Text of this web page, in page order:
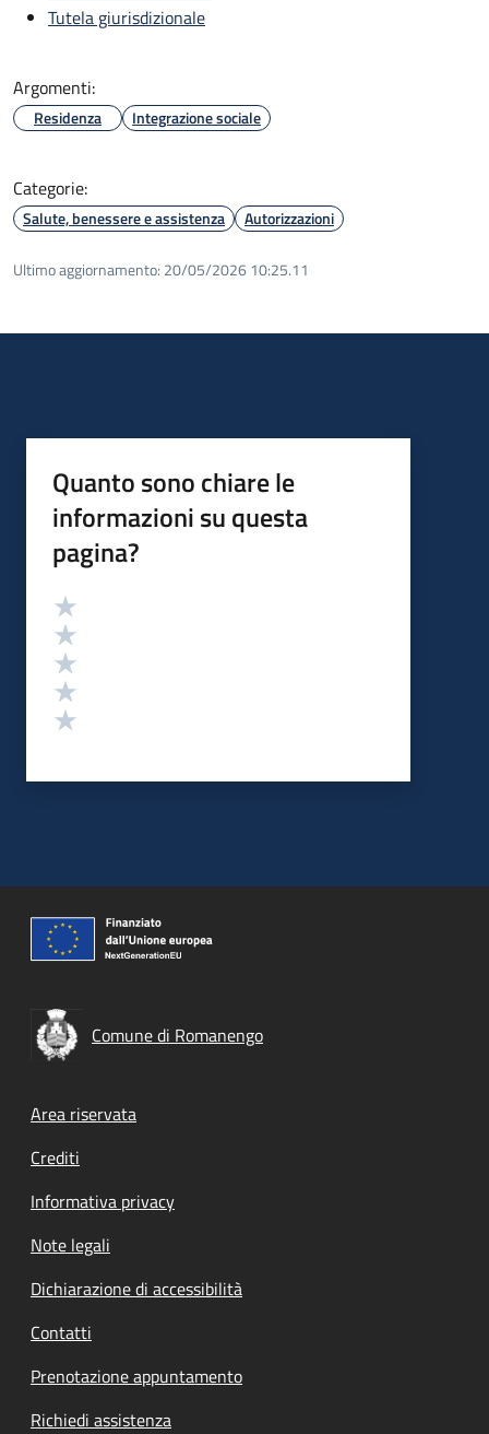
Tutela giurisdizionale
Argomenti:
Residenza Integrazione sociale
Categorie:
Salute, benessere e assistenza Autorizzazioni
Ultimo aggiornamento: 20/05/2026 10:25.11
Quanto sono chiare le
informazioni su questa
pagina?
Valutazione
Comune di Romanengo
Footer menu
Area riservata
Crediti
Informativa privacy
Note legali
Dichiarazione di accessibilità
Contatti
Prenotazione appuntamento
Richiedi assistenza